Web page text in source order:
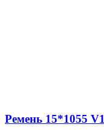
Ремень 15*1055